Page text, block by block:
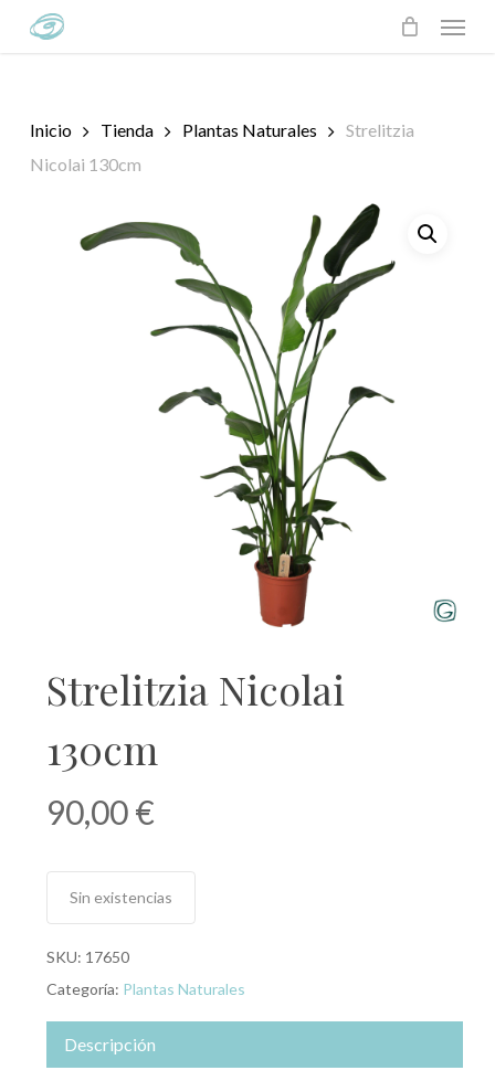
Menu
Inicio Tienda Plantas Naturales
Strelitzia
Nicolai 130cm
Strelitzia Nicolai
130cm
90,00€
Sin existencias
SKU: 17650
Categoría: Plantas Naturales
Descripción